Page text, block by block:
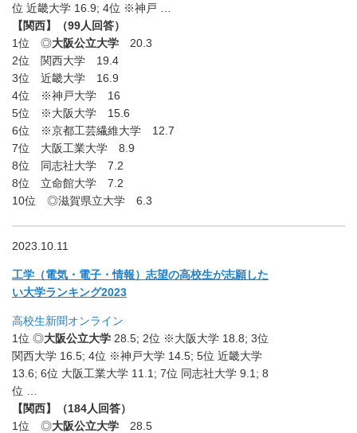
位 近畿大学 16.9; 4位 ※神戸 …
【関西】（99人回答）
1位 ◎大阪公立大学 20.3
2位 関西大学 19.4
3位 近畿大学 16.9
4位 ※神戸大学 16
5位 ※大阪大学 15.6
6位 ※京都工芸繊維大学 12.7
7位 大阪工業大学 8.9
8位 同志社大学 7.2
8位 立命館大学 7.2
10位 ◎滋賀県立大学 6.3
2023.10.11
工学（電気・電子・情報）志望の高校生が志願した
い大学ランキング2023
高校生新聞オンライン
1位 ◎大阪公立大学 28.5; 2位 ※大阪大学 18.8; 3位
関西大学 16.5; 4位 ※神戸大学 14.5; 5位 近畿大学
13.6; 6位 大阪工業大学 11.1; 7位 同志社大学 9.1; 8
位 …
【関西】（184人回答）
1位 ◎大阪公立大学 28.5